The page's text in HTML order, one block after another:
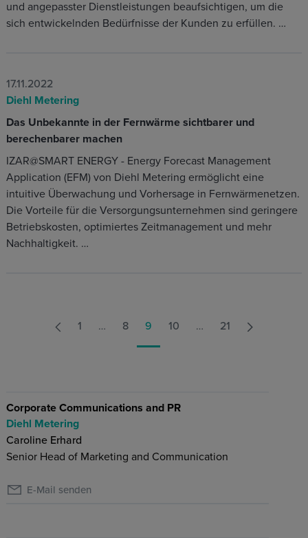
und angepasster Dienstleistungen beaufsichtigen, um die
sich entwickelnden Bedürfnisse der Kunden zu erfüllen. …
17.11.2022
Diehl Metering
Das Unbekannte in der Fernwärme sichtbarer und
berechenbarer machen
IZAR@SMART ENERGY - Energy Forecast Management
Application (EFM) von Diehl Metering ermöglicht eine
intuitive Überwachung und Vorhersage in Fernwärmenetzen.
Die Vorteile für die Versorgungsunternehmen sind geringere
Betriebskosten, optimiertes Zeitmanagement und mehr
Nachhaltigkeit. …
1 … 8 9 10 … 21
Corporate Communications and PR
Diehl Metering
Caroline Erhard
Senior Head of Marketing and Communication
E-Mail senden